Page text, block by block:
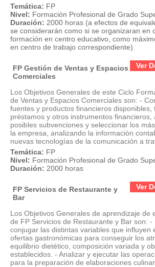
Temática: FP
Nivel: Formación Profesional de Grado
Duración: 2000 horas (a efectos de
se considerarán como si se organizaran en
formación en centro educativo, como
en centro de trabajo correspondiente).
Ver
FP Gestión de Ventas y Espacios
Comerciales
Los Objetivos Generales de este Ciclo
de Ventas y Espacios Comerciales son: -
fuentes y productos financieros disponibles,
préstamos y otros instrumentos financieros,
posibles subvenciones y seleccionar los
la empresa, analizando la información
nuevas tecnologías de la comunicación a
Temática: FP
Nivel: Formación Profesional de Grado
Duración: 2000 horas
Ver
FP Servicios de Restaurante y
Bar
Los Objetivos Generales de aprendizaje de
de FP Servicios de Restaurante y Bar son:
conjugar las distintas variables que influyen
ofertas gastronómicas para conseguir los
equilibrio dietético, composición variada y
establecidos. - Analizar y ejecutar las
para la preparación de elaboraciones